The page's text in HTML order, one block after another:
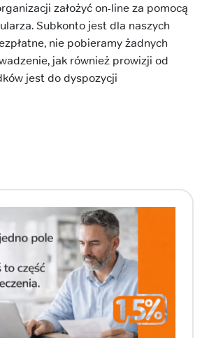
założyć on-line za pomocą
Subkonto jest dla naszych
nie pobieramy żadnych
jak również prowizji od
jest do dyspozycji